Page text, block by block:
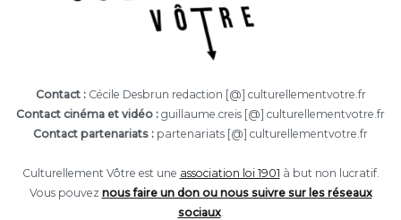
Contact :Cécile Desbrun redaction [@] culturellementvotre.fr
Contact cinéma et vidéo : guillaume.creis [@] culturellementvotre.fr
Contact partenariats : partenariats [@] culturellementvotre.fr
Culturellement Vôtre est une association loi 1901 à but non lucratif.
Vous pouvez nous faire un don ou nous suivre sur les réseaux
sociaux.